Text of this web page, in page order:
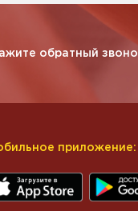
обратный
приложение: